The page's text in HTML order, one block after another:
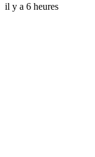
il y a 6 heures